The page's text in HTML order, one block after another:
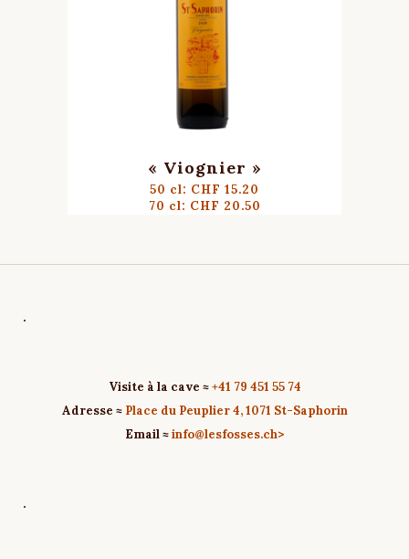
« Viognier »
50 cl: CHF 15.20
70 cl: CHF 20.50
.
Visite à la cave ≈+41 79 451 55 74
Adresse ≈ Place du Peuplier 4, 1071 St-Saphorin
Email ≈info@lesfosses.ch>
.